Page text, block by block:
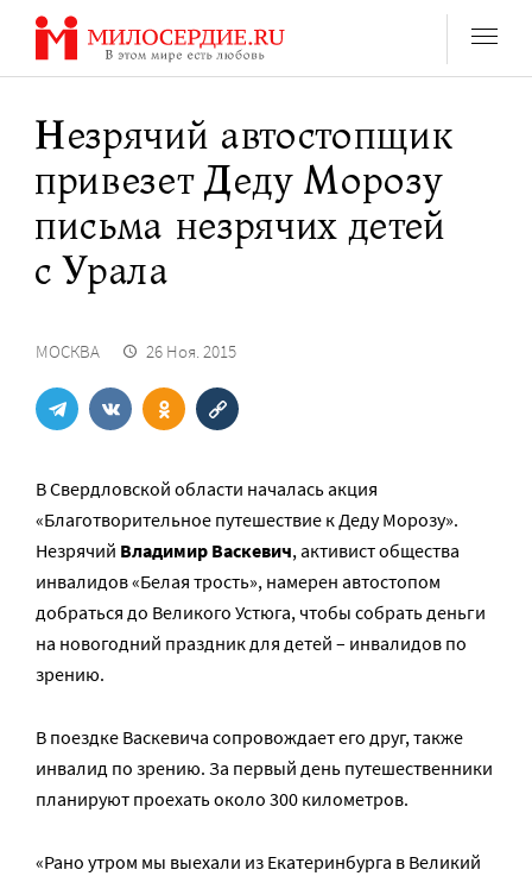
Перейти
содержанию
Незрячий автостопщик
привезет Деду Морозу
письма незрячих детей
с Урала
МОСКВА 26 Ноя. 2015
В Свердловской области началась акция
«Благотворительное путешествие к Деду Морозу».
Незрячий Владимир Васкевич, активист общества
инвалидов «Белая трость», намерен автостопом
добраться до Великого Устюга, чтобы собрать деньги
на новогодний праздник для детей – инвалидов по
зрению.
В поездке Васкевича сопровождает его друг, также
инвалид по зрению. За первый день путешественники
планируют проехать около 300 километров.
«Рано утром мы выехали из Екатеринбурга в Великий